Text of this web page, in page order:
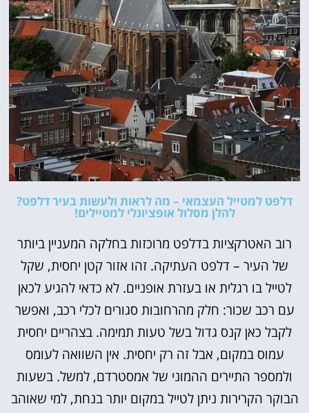
דלפט למטייל העצמאי – מה לראות ולעשות בעיר דלפט?
להלן מסלול אופציונלי למטיילים!
רוב האטרקציות בדלפט מרוכזות בחלקה המעניין ביותר
של העיר – דלפט העתיקה. זהו אזור קטן יחסית, שקל
לטייל בו רגלית או בעזרת אופניים. לא כדאי להגיע לכאן
עם רכב שכור: חלק מהרחובות סגורים לכלי רכב, ואפשר
לקבל כאן קנס גדול בשל טעות תמימה. בצהריים יחסית
עמוס במקום, אבל זה רק יחסית. אין השוואה לעומס
ולמספר התיירים ההמוני של אמסטרדם, למשל. בשעות
הבוקר הקרירות ניתן לטייל במקום יותר בנחת, למי שאוהב